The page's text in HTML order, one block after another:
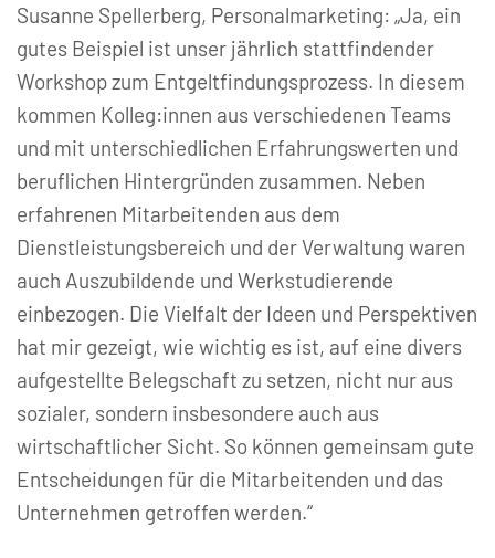
Susanne Spellerberg, Personalmarketing: „Ja, ein
gutes Beispiel ist unser jährlich stattfindender
Workshop zum Entgeltfindungsprozess. In diesem
kommen Kolleg:innen aus verschiedenen Teams
und mit unterschiedlichen Erfahrungswerten und
beruflichen Hintergründen zusammen. Neben
erfahrenen Mitarbeitenden aus dem
Dienstleistungsbereich und der Verwaltung waren
auch Auszubildende und Werkstudierende
einbezogen. Die Vielfalt der Ideen und Perspektiven
hat mir gezeigt, wie wichtig es ist, auf eine divers
aufgestellte Belegschaft zu setzen, nicht nur aus
sozialer, sondern insbesondere auch aus
wirtschaftlicher Sicht. So können gemeinsam gute
Entscheidungen für die Mitarbeitenden und das
Unternehmen getroffen werden.“